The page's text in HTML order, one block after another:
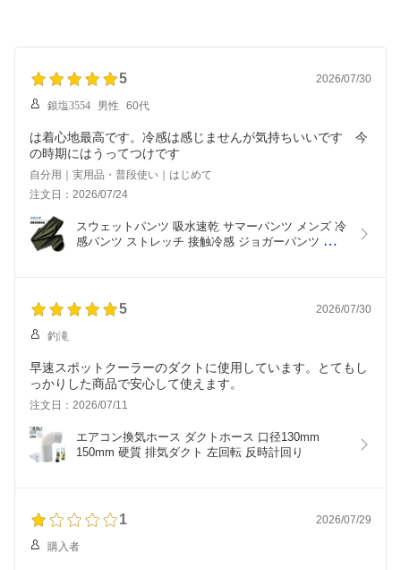
5 2026/07/30
銀塩3554 男性 60代
は着心地最高です。冷感は感じませんが気持ちいいです 今
の時期にはうってつけです
自分用｜実用品・普段使い｜はじめて
注文日：2026/07/24
スウェットパンツ 吸水速乾 サマーパンツ メンズ 冷
感パンツ ストレッチ 接触冷感 ジョガーパンツ メッ
5 2026/07/30
釣滝
早速スポットクーラーのダクトに使用しています。とてもし
っかりした商品で安心して使えます。
注文日：2026/07/11
エアコン換気ホース ダクトホース 口径130mm
150mm 硬質 排気ダクト 左回転 反時計回り
1 2026/07/29
購入者